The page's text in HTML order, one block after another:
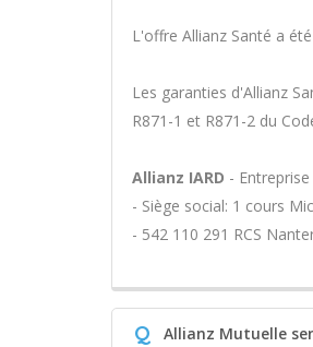
L'offre Allianz Santé a
Les garanties d'Allianz
R871-1 et R871-2 du
Allianz IARD -
- Siège social: 1 cours
- 542 110 291 RCS
Q Allianz Mutuelle